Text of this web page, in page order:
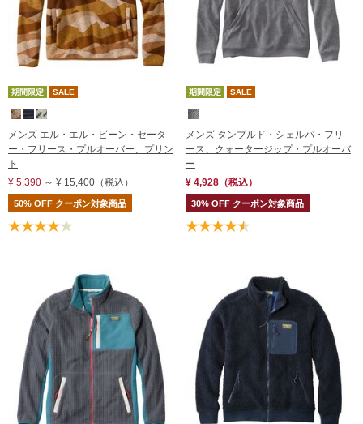
期間限定 SALE
メンズ エル・エル・ビーン・セータ
ー・フリース・プルオーバー、プリン
ト
¥ 5,390 ～ ¥ 15,400 （税込）
50% OFF クーポン対象商品
期間限定 SALE
メンズ タンブルド・シェルパ・フリ
ース、クォータージップ・プルオーバ
ー
¥ 4,928（税込）
30% OFF クーポン対象商品